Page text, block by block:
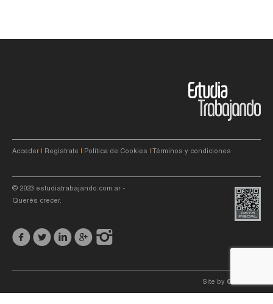
Acceder Registrate Política de Cookies Términos y condiciones
© 2023 estudiatrabajando.com.ar -
Querés crecer.
Site by C4f.